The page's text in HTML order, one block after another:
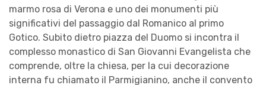
marmo rosa di Verona e uno dei monumenti più
significativi del passaggio dal Romanico al primo
Gotico. Subito dietro piazza del Duomo si incontra il
complesso monastico di San Giovanni Evangelista che
comprende, oltre la chiesa, per la cui decorazione
interna fu chiamato il Parmigianino, anche il convento